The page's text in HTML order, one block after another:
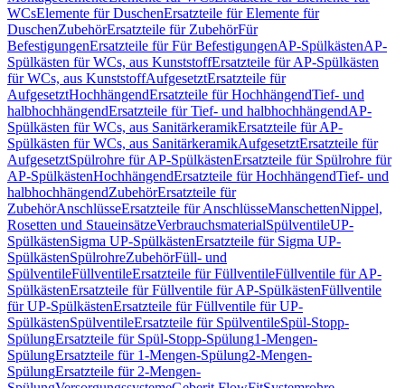
WCsElemente für DuschenErsatzteile für Elemente für
DuschenZubehörErsatzteile für ZubehörFür
BefestigungenErsatzteile für Für BefestigungenAP-SpülkästenAP-
Spülkästen für WCs, aus KunststoffErsatzteile für AP-Spülkästen
für WCs, aus KunststoffAufgesetztErsatzteile für
AufgesetztHochhängendErsatzteile für HochhängendTief- und
halbhochhängendErsatzteile für Tief- und halbhochhängendAP-
Spülkästen für WCs, aus SanitärkeramikErsatzteile für AP-
Spülkästen für WCs, aus SanitärkeramikAufgesetztErsatzteile für
AufgesetztSpülrohre für AP-SpülkästenErsatzteile für Spülrohre für
AP-SpülkästenHochhängendErsatzteile für HochhängendTief- und
halbhochhängendZubehörErsatzteile für
ZubehörAnschlüsseErsatzteile für AnschlüsseManschettenNippel,
Rosetten und StaueinsätzeVerbrauchsmaterialSpülventileUP-
SpülkästenSigma UP-SpülkästenErsatzteile für Sigma UP-
SpülkästenSpülrohreZubehörFüll- und
SpülventileFüllventileErsatzteile für FüllventileFüllventile für AP-
SpülkästenErsatzteile für Füllventile für AP-SpülkästenFüllventile
für UP-SpülkästenErsatzteile für Füllventile für UP-
SpülkästenSpülventileErsatzteile für SpülventileSpül-Stopp-
SpülungErsatzteile für Spül-Stopp-Spülung1-Mengen-
SpülungErsatzteile für 1-Mengen-Spülung2-Mengen-
SpülungErsatzteile für 2-Mengen-